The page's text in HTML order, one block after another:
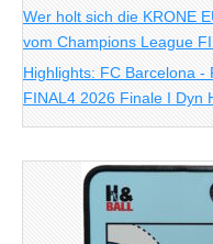
Wer holt sich die KRONE
vom Champions League
Highlights: FC Barcelona -
FINAL4 2026 Finale I Dyn